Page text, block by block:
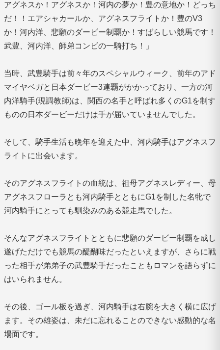
アグネスか！アグネスか！河内の夢か！豊の意地か！どっち
だ！！エアシャカールか、アグネスフライトか！豊のV3
か！河内洋、悲願のダービー制覇か！すばらしい競馬です！
武豊、河内洋、師弟コンビの一騎打ち！」
当時、武豊騎手は前々年のスペシャルウィーク、前年のアド
マイヤベガと日本ダービー3連覇がかかっており、一方の河
内洋騎手(現調教師)は、関西の名手と呼ばれ多くのG1を制す
ものの日本ダービーだけは手が届いていませんでした。
そして、騎手生活も晩年を迎えた中、河内騎手はアグネスフ
ライトに出会います。
そのアグネスフライトの血統は、祖母アグネスレディー、母
アグネスフローラとも河内騎手とともにG1を制した名牝で
河内騎手にとっても馴染みのある競走馬でした。
そんなアグネスフライトとともに悲願のダービー制覇を成し
遂げただけでも競馬の醍醐味だったといえますが、さらに戦
った相手が弟弟子の武豊騎手だったこともロマンを語らずに
はいられません。
その後、ゴール板を過ぎ、河内騎手は右腕を大きく横に広げ
ます。その雄姿は、未だに忘れることのできない感動的な名
場面です。